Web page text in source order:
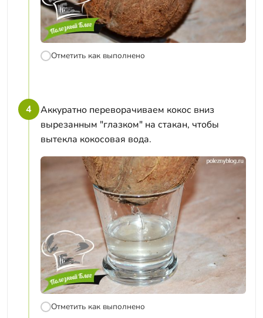
Отметить как выполнено
4
Аккуратно переворачиваем кокос вниз
вырезанным "глазком" на стакан, чтобы
вытекла кокосовая вода.
Отметить как выполнено